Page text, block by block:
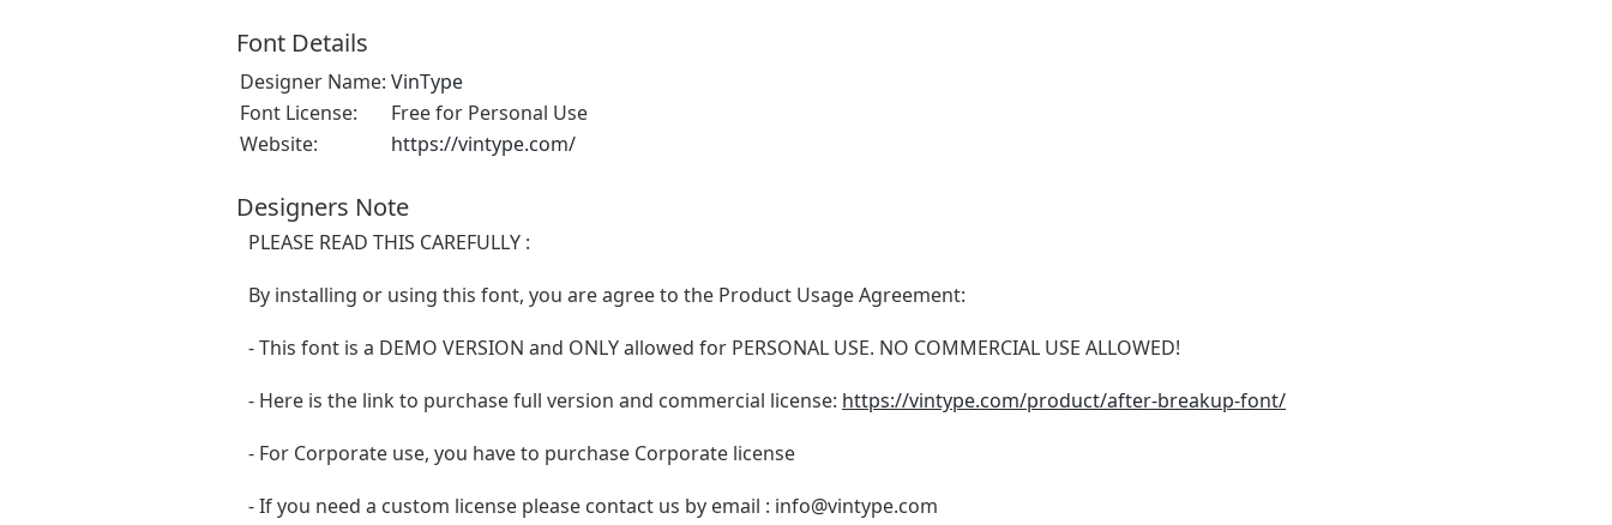
Font Details
Designer Name: VinType
Font License:
Free for Personal Use
Website:
https://vintype.com/
Designers Note
PLEASE READ THIS CAREFULLY :
By installing or using this font, you are agree to the Product Usage Agreement:
- This font is a DEMO VERSION and ONLY allowed for PERSONAL USE. NO COMMERCIAL USE ALLOWED!
- Here is the link to purchase full version and commercial license: https://vintype.com/product/after-breakup-font/
- For Corporate use, you have to purchase Corporate license
- If you need a custom license please contact us by email : info@vintype.com